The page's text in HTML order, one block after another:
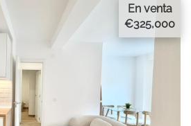
En venta
€325,000